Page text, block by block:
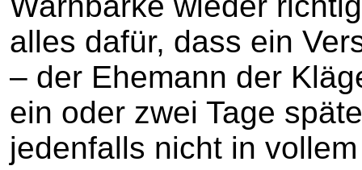
alles dafür, dass ein
– der Ehemann der
ein oder zwei Tage
jedenfalls nicht in